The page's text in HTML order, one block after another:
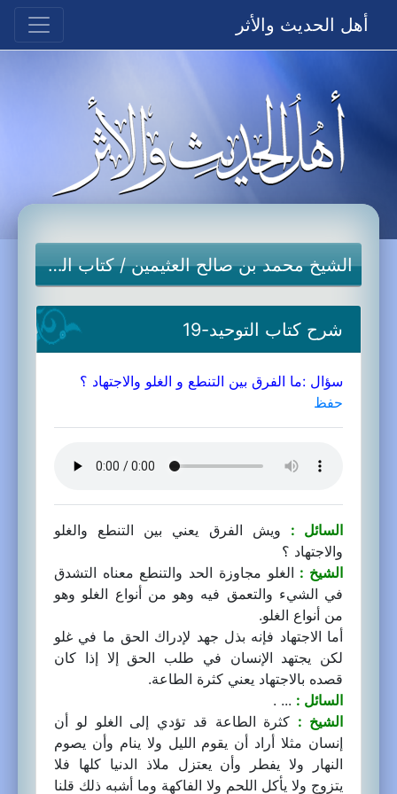
أهل الحديث والأثر
الشيخ محمد بن صالح العثيمين/كتاب التوحيد
شرح كتاب التوحيد-19
سؤال :ما الفرق بين التنطع و الغلو والاجتهاد ؟
حفظ
السائل : ويش الفرق يعني بين التنطع والغلو
والاجتهاد ؟
الشيخ : الغلو مجاوزة الحد والتنطع معناه التشدق
في الشيء والتعمق فيه وهو من أنواع الغلو وهو
من أنواع الغلو.
أما الاجتهاد فإنه بذل جهد لإدراك الحق ما في غلو
لكن يجتهد الإنسان في طلب الحق إلا إذا كان
قصده بالاجتهاد يعني كثرة الطاعة.
السائل : ... .
الشيخ : كثرة الطاعة قد تؤدي إلى الغلو لو أن
إنسان مثلا أراد أن يقوم الليل ولا ينام وأن يصوم
النهار ولا يفطر وأن يعتزل ملاذ الدنيا كلها فلا
يتزوج ولا يأكل اللحم ولا الفاكهة وما أشبه ذلك قلنا